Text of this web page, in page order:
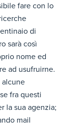
fare con lo
di
sarà così
nome ed
ad usufruirne.
alcune
fra questi
la sua agenzia;
mail